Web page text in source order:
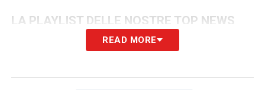
LA PLAYLIST DELLE NOSTRE TOP NEWS
READ MORE